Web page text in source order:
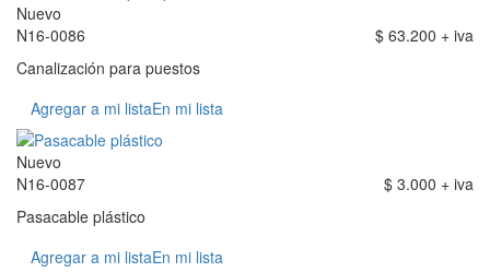
Nuevo
N16-0086
$ 63.200 + iva
Canalización para puestos
Agregar a mi listaEn mi lista
Nuevo
N16-0087
$ 3.000 + iva
Pasacable plástico
Agregar a mi listaEn mi lista